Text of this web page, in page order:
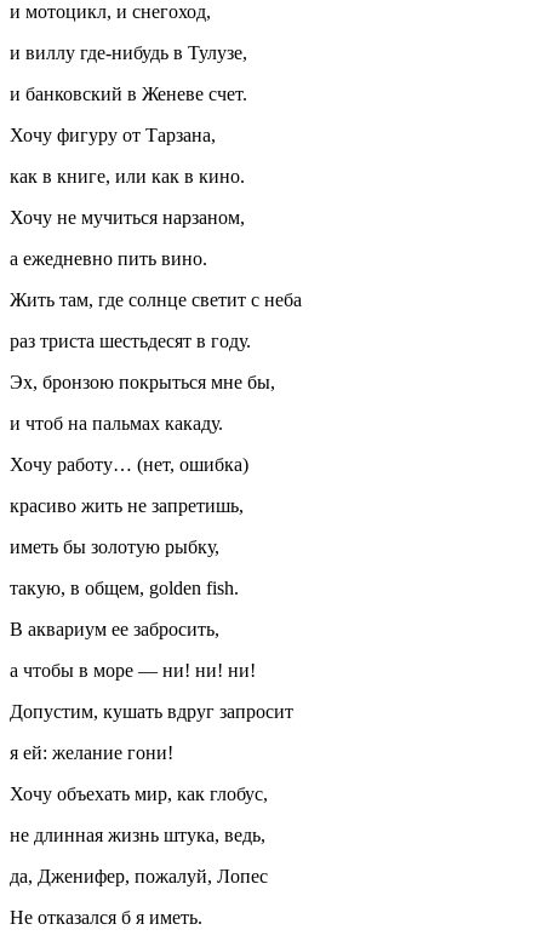
и мотоцикл, и снегоход,
и виллу где-нибудь в Тулузе,
и банковский в Женеве счет.
Хочу фигуру от Тарзана,
как в книге, или как в кино.
Хочу не мучиться нарзаном,
а ежедневно пить вино.
Жить там, где солнце светит с неба
раз триста шестьдесят в году.
Эх, бронзою покрыться мне бы,
и чтоб на пальмах какаду.
Хочу работу… (нет, ошибка)
красиво жить не запретишь,
иметь бы золотую рыбку,
такую, в общем, golden fish.
В аквариум ее забросить,
а чтобы в море — ни! ни! ни!
Допустим, кушать вдруг запросит
я ей: желание гони!
Хочу объехать мир, как глобус,
не длинная жизнь штука, ведь,
да, Дженифер, пожалуй, Лопес
Не отказался б я иметь.